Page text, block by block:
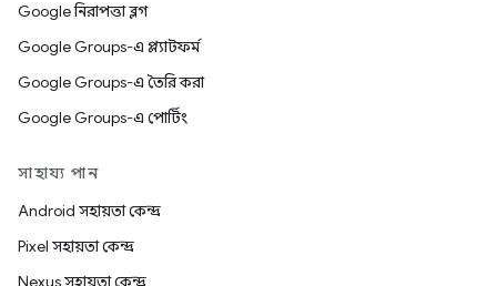
Google নিরাপত্তা ব্লগ
Google Groups-এ প্ল্যাটফর্ম
Google Groups-এ তৈরি করা
Google Groups-এ পোর্টিং
সাহায্য পান
Android সহায়তা কেন্দ্র
Pixel সহায়তা কেন্দ্র
Nexus সহায়তা কেন্দ্র